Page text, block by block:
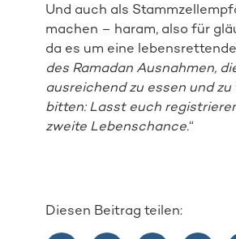
Und auch als
machen – haram, also für
da es um eine
des Ramadan Ausnahmen,
ausreichend zu essen und zu
bitten: Lasst euch
zweite Lebenschance.“
Diesen Beitrag teilen: